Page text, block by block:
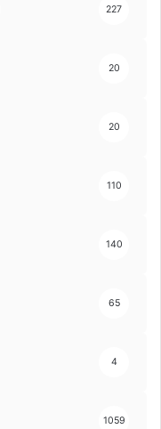
227
20
20
110
140
65
4
1059